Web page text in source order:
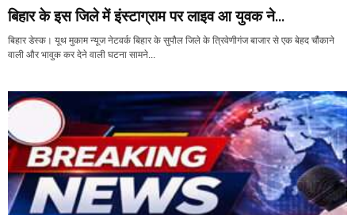
बिहार के इस जिले में इंस्टाग्राम पर लाइव आ युवक ने...
बिहार डेस्क। यूथ मुकाम न्यूज नेटवर्क बिहार के सुपौल जिले के त्रिवेणीगंज बाजार से एक बेहद चौंकाने
वाली और भावुक कर देने वाली घटना सामने...